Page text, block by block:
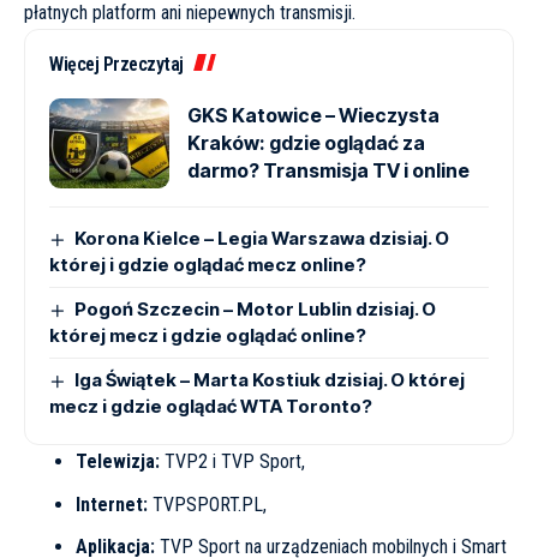
płatnych platform ani niepewnych transmisji.
Więcej Przeczytaj
GKS Katowice – Wieczysta
Kraków: gdzie oglądać za
darmo? Transmisja TV i online
Korona Kielce – Legia Warszawa dzisiaj. O
której i gdzie oglądać mecz online?
Pogoń Szczecin – Motor Lublin dzisiaj. O
której mecz i gdzie oglądać online?
Iga Świątek – Marta Kostiuk dzisiaj. O której
mecz i gdzie oglądać WTA Toronto?
Telewizja:TVP2 i TVP Sport,
Internet: TVPSPORT.PL,
Aplikacja:TVP Sport na urządzeniach mobilnych i Smart